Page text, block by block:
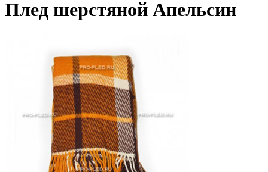
Плед шерстяной Апельсин